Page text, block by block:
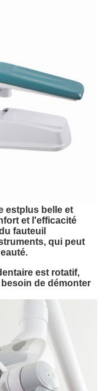
estplus belle et
et l'efficacité
fauteuil
qui peut
est rotatif,
de démonter